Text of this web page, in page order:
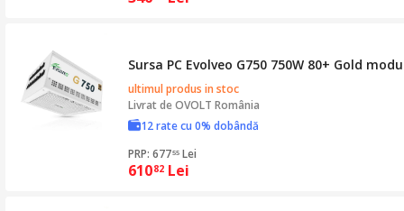
Sursa PC Evolveo G750 750W 80+ Gold
ultimul produs in stoc
Livrat deOVOLT România
12 rate cu 0% dobândă
PRP: 67755 Lei
61082 Lei